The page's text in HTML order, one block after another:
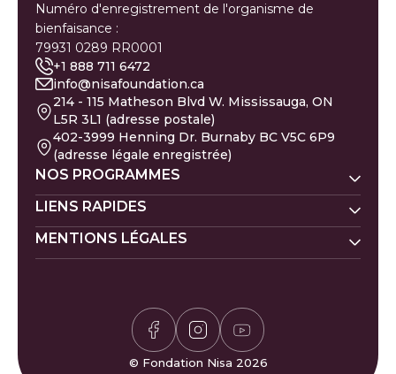
Numéro d'enregistrement de l'organisme de
bienfaisance :
79931 0289 RR0001
+1 888 711 6472
info@nisafoundation.ca
214 - 115 Matheson Blvd W. Mississauga, ON
L5R 3L1 (adresse postale)
402-3999 Henning Dr. Burnaby BC V5C 6P9
(adresse légale enregistrée)
NOS PROGRAMMES
Nisa Homes
Nisa Ligne d'écoute
LIENS RAPIDES
Faire un don
Calculateur de Zakat
Horaires de prière
Prénoms de bébé
Bénévolat
Félicitations et plaintes
FAQ
MENTIONS LÉGALES
Politique des donateurs
© Fondation Nisa 2026